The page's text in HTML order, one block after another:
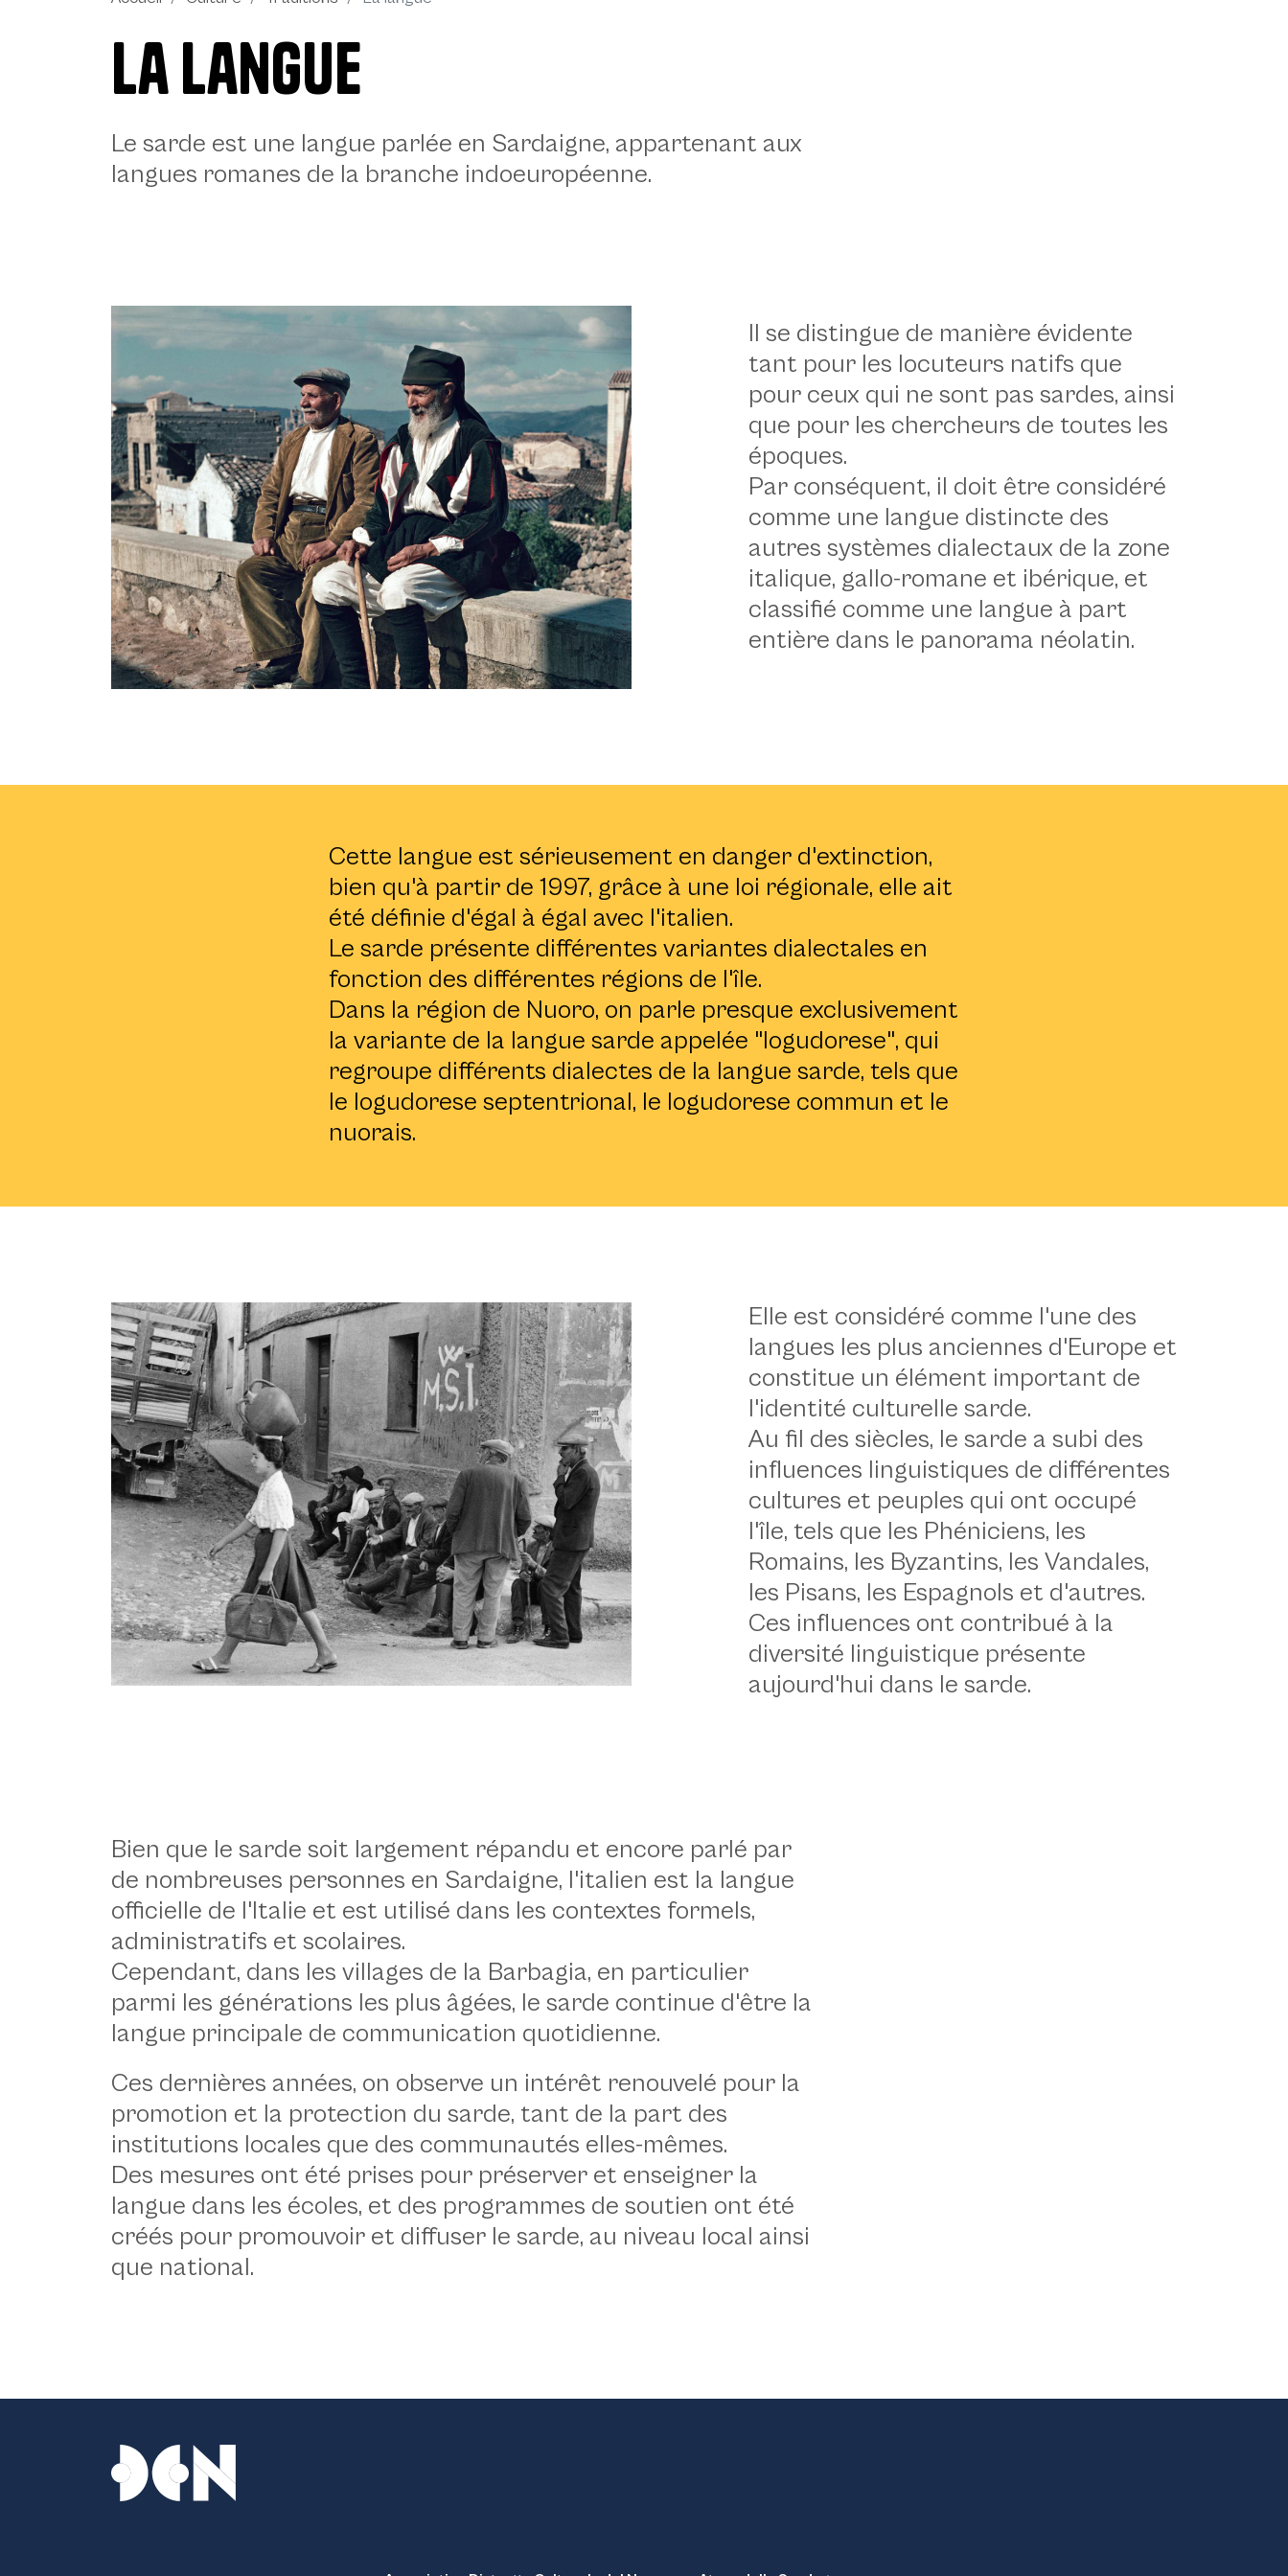
La langue
Description
Le sarde est une langue parlée en Sardaigne, appartenant aux
langues romanes de la branche indoeuropéenne.
Il se distingue de manière évidente
tant pour les locuteurs natifs que
pour ceux qui ne sont pas sardes, ainsi
que pour les chercheurs de toutes les
époques.
Par conséquent, il doit être considéré
comme une langue distincte des
autres systèmes dialectaux de la zone
italique, gallo-romane et ibérique, et
classifié comme une langue à part
entière dans le panorama néolatin.
Cette langue est sérieusement en danger d'extinction,
bien qu'à partir de 1997, grâce à une loi régionale, elle ait
été définie d'égal à égal avec l'italien.
Le sarde présente différentes variantes dialectales en
fonction des différentes régions de l'île.
Dans la région de Nuoro, on parle presque exclusivement
la variante de la langue sarde appelée "logudorese", qui
regroupe différents dialectes de la langue sarde, tels que
le logudorese septentrional, le logudorese commun et le
nuorais.
Dorgali, 1962 - © H. Cartier-Bresson, Archivio Ilisso
Elle est considéré comme l'une des
langues les plus anciennes d'Europe et
constitue un élément important de
l'identité culturelle sarde.
Au fil des siècles, le sarde a subi des
influences linguistiques de différentes
cultures et peuples qui ont occupé
l'île, tels que les Phéniciens, les
Romains, les Byzantins, les Vandales,
les Pisans, les Espagnols et d'autres.
Ces influences ont contribué à la
diversité linguistique présente
aujourd'hui dans le sarde.
Bien que le sarde soit largement répandu et encore parlé par
de nombreuses personnes en Sardaigne, l'italien est la langue
officielle de l'Italie et est utilisé dans les contextes formels,
administratifs et scolaires.
Cependant, dans les villages de la Barbagia, en particulier
parmi les générations les plus âgées, le sarde continue d'être la
langue principale de communication quotidienne.
Ces dernières années, on observe un intérêt renouvelé pour la
promotion et la protection du sarde, tant de la part des
institutions locales que des communautés elles-mêmes.
Des mesures ont été prises pour préserver et enseigner la
langue dans les écoles, et des programmes de soutien ont été
créés pour promouvoir et diffuser le sarde, au niveau local ainsi
que national.